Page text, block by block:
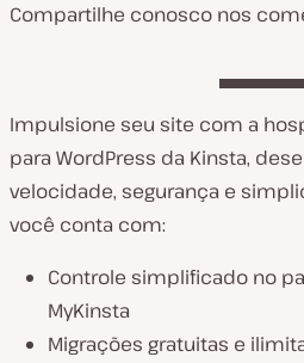
Compartilhe conosco nos
Impulsione seu site com a
para WordPress da Kinsta,
velocidade, segurança e
você conta com:
Controle simplificado no
MyKinsta
Migrações gratuitas e